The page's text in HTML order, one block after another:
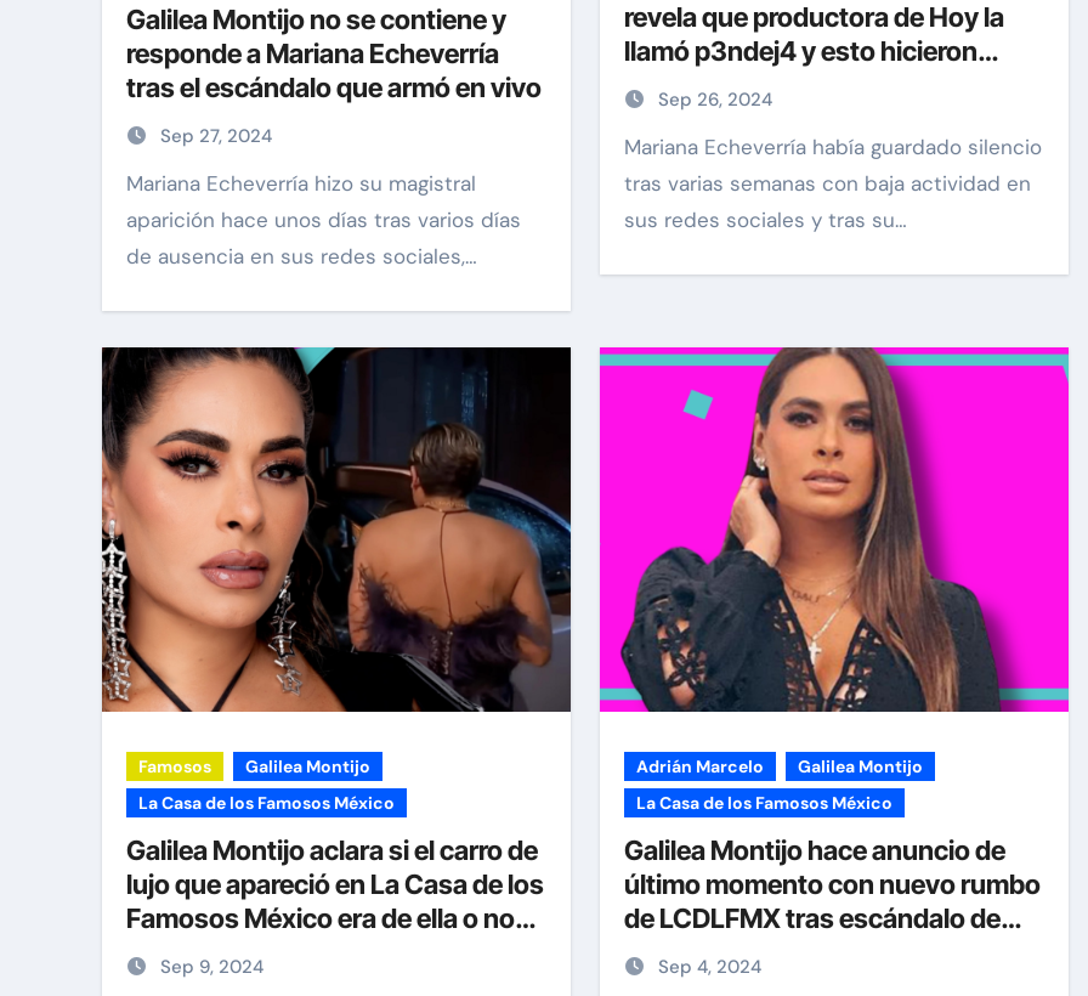
Galilea Montijo no se contiene y
responde a Mariana Echeverría
tras el escándalo que armó en vivo
Sep 27, 2024
Mariana Echeverría hizo su magistral
aparición hace unos días tras varios días
de ausencia en sus redes sociales,…
revela que productora de Hoy la
llamó p3ndej4 y esto hicieron
Galilea y Andrea
Sep 26, 2024
Mariana Echeverría había guardado silencio
tras varias semanas con baja actividad en
sus redes sociales y tras su…
Famosos
Galilea Montijo
La Casa de los Famosos México
Galilea Montijo aclara si el carro de
lujo que apareció en La Casa de los
Famosos México era de ella o no
tras indirecta a DiDi
Sep 9, 2024
Adrián Marcelo
Galilea Montijo
La Casa de los Famosos México
Galilea Montijo hace anuncio de
último momento con nuevo rumbo
de LCDLFMX tras escándalo de
Adrián Marcelo
Sep 4, 2024
el hospital:
la vida que
Exclusivas Silvia Pinal
Luis Enrique Guzmán se
sincera sobre situación de
Silvia Pinal y declara: “Está
en proceso de partir”
Nov 28, 2024
Exclusivas
Silvia Pinal
Silvia Pinal revela nuevos
detalles sobre su salud
Nov 27, 2024